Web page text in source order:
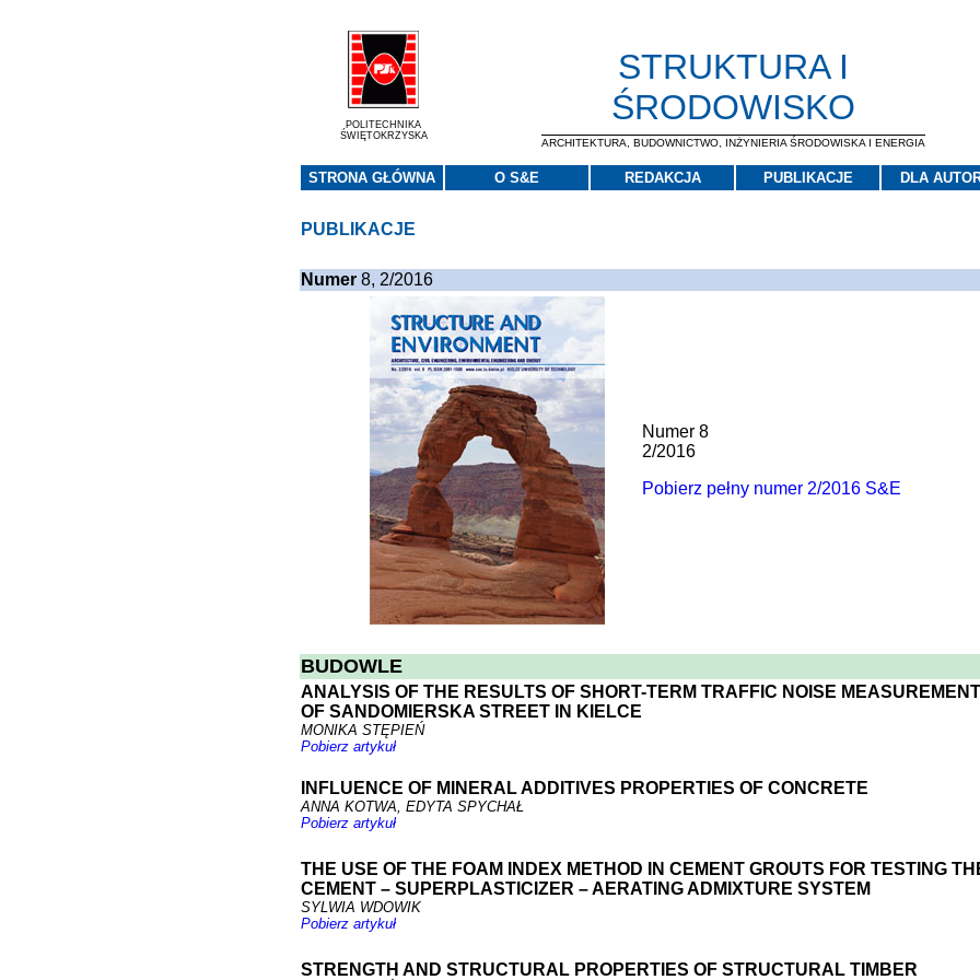
POLITECHNIKA
ŚWIĘTOKRZYSKA
STRUKTURA I
ŚRODOWISKO
ARCHITEKTURA, BUDOWNICTWO, INŻYNIERIA ŚRODOWISKA I ENERGIA
STRONA GŁÓWNA O S&E REDAKCJA PUBLIKACJE DLA
PUBLIKACJE
Numer 8, 2/2016
Numer 8
2/2016
Pobierz pełny numer 2/2016 S&E
BUDOWLE
ANALYSIS OF THE RESULTS OF SHORT-TERM TRAFFIC NOISE
OF SANDOMIERSKA STREET IN KIELCE
MONIKA STĘPIEŃ
Pobierz artykuł
INFLUENCE OF MINERAL ADDITIVES PROPERTIES OF CONCRETE
ANNA KOTWA, EDYTA SPYCHAŁ
Pobierz artykuł
THE USE OF THE FOAM INDEX METHOD IN CEMENT GROUTS FOR TESTING
CEMENT – SUPERPLASTICIZER – AERATING ADMIXTURE SYSTEM
SYLWIA WDOWIK
Pobierz artykuł
STRENGTH AND STRUCTURAL PROPERTIES OF STRUCTURAL TIMBER